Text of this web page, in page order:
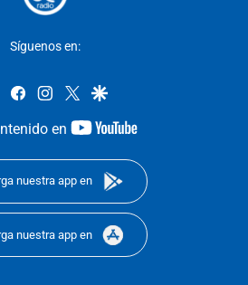
Síguenos en:
whatsappfacebookinstagram
twittergoogle
en
youtube-
nuestra app en
nuestra app en